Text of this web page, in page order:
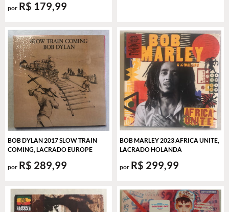
por R$ 179,99
BOB DYLAN 2017 SLOW TRAIN
COMING, LACRADO EUROPE
por R$ 289,99
BOB MARLEY 2023 AFRICA UNITE,
LACRADO HOLANDA
por R$ 299,99